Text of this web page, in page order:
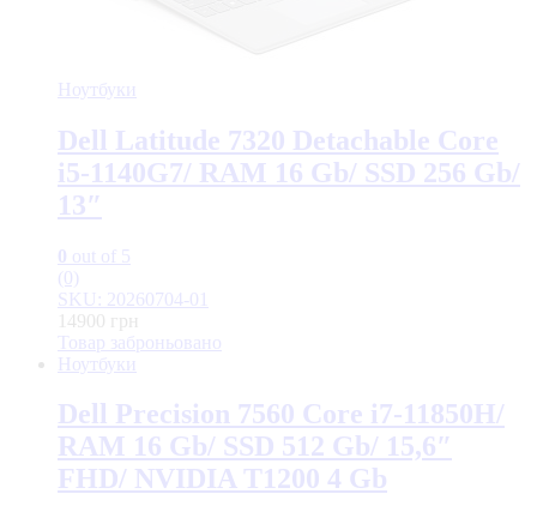
Ноутбуки
Dell Latitude 7320 Detachable Core
i5-1140G7/ RAM 16 Gb/ SSD 256 Gb/
13″
0 out of 5
(0)
SKU: 20260704-01
14900
грн
Товар заброньовано
Ноутбуки
Dell Precision 7560 Core i7-11850H/
RAM 16 Gb/ SSD 512 Gb/ 15,6″
FHD/ NVIDIA T1200 4 Gb